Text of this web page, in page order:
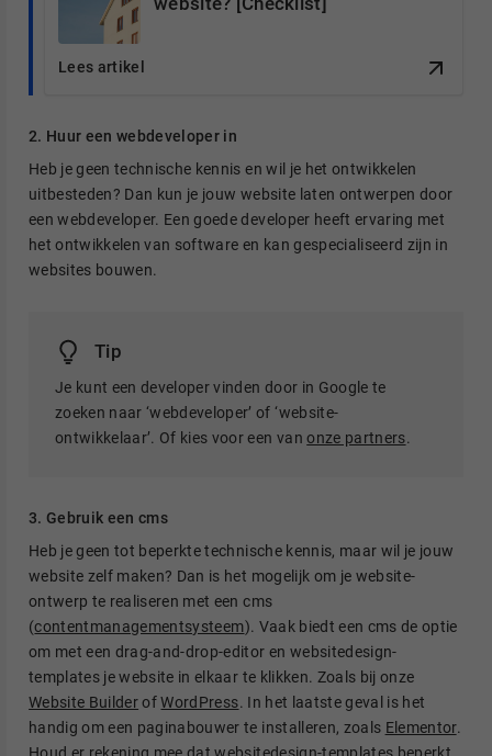
Lees artikel
2. Huur een webdeveloper in
Heb je geen technische kennis en wil je het ontwikkelen
uitbesteden? Dan kun je jouw website laten ontwerpen door
een webdeveloper. Een goede developer heeft ervaring met
het ontwikkelen van software en kan gespecialiseerd zijn in
websites bouwen.
Tip
Je kunt een developer vinden door in Google te
zoeken naar ‘webdeveloper’ of ‘website-
ontwikkelaar’. Of kies voor een vanonze partners.
3. Gebruik een cms
Heb je geen tot beperkte technische kennis, maar wil je jouw
website zelf maken? Dan is het mogelijk om je website-
ontwerp te realiseren met een cms
(contentmanagementsysteem). Vaak biedt een cms de optie
om met een drag-and-drop-editor en websitedesign-
templates je website in elkaar te klikken. Zoals bij onze
Website BuilderofWordPress. In het laatste geval is het
handig om een paginabouwer te installeren, zoals Elementor.